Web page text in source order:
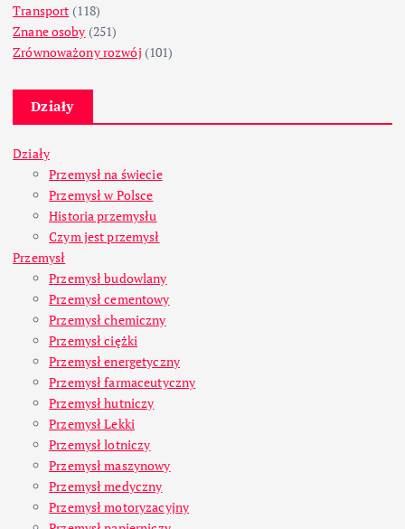
Transport (118)
Znane osoby (251)
Zrównoważony rozwój (101)
Działy
Działy
Przemysł na świecie
Przemysł w Polsce
Historia przemysłu
Czym jest przemysł
Przemysł
Przemysł budowlany
Przemysł cementowy
Przemysł chemiczny
Przemysł ciężki
Przemysł energetyczny
Przemysł farmaceutyczny
Przemysł hutniczy
Przemysł Lekki
Przemysł lotniczy
Przemysł maszynowy
Przemysł medyczny
Przemysł motoryzacyjny